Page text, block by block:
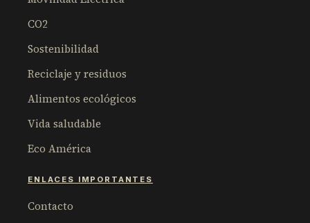
CO2
Sostenibilidad
Reciclaje y residuos
Alimentos ecológicos
Vida saludable
Eco América
ENLACES IMPORTANTES
Contacto